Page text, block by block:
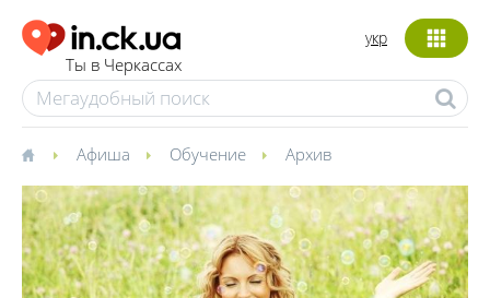
Ты в Черкассах
укр
Афиша Обучение Архив